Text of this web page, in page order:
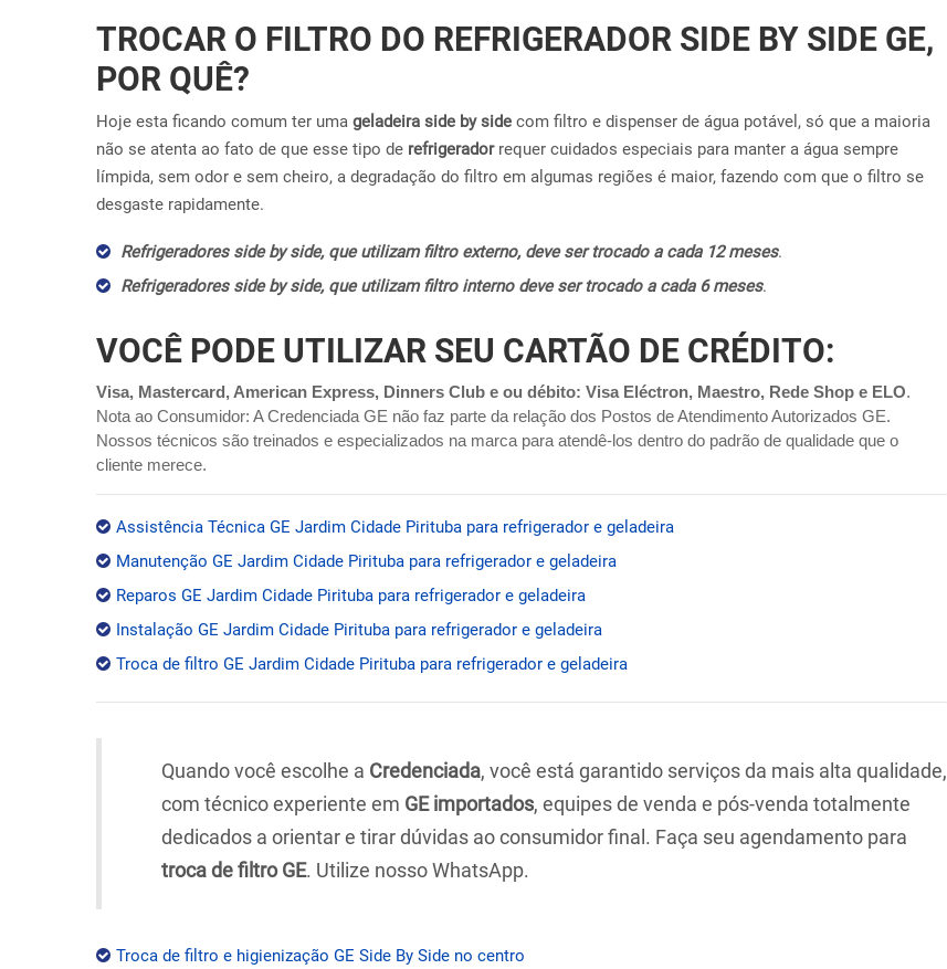
TROCAR O FILTRO DO REFRIGERADOR SIDE BY SIDE GE,
POR QUÊ?
Hoje esta ficando comum ter uma geladeira side by side com filtro e dispenser de água potável, só que a maioria
não se atenta ao fato de que esse tipo de refrigeradorrequer cuidados especiais para manter a água sempre
límpida, sem odor e sem cheiro, a degradação do filtro em algumas regiões é maior, fazendo com que o filtro se
desgaste rapidamente.
Refrigeradores side by side, que utilizam filtro externo, deve ser trocado a cada 12 meses.
Refrigeradores side by side, que utilizam filtro interno deve ser trocado a cada 6 meses.
VOCÊ PODE UTILIZAR SEU CARTÃO DE CRÉDITO:
Visa, Mastercard, American Express, Dinners Club e ou débito: Visa Eléctron, Maestro, Rede Shop e ELO.
Nota ao Consumidor: A Credenciada GE não faz parte da relação dos Postos de Atendimento Autorizados GE.
Nossos técnicos são treinados e especializados na marca para atendê-los dentro do padrão de qualidade que o
cliente merece.
Assistência Técnica GE Jardim Cidade Pirituba para refrigerador e geladeira
Manutenção GE Jardim Cidade Pirituba para refrigerador e geladeira
Reparos GE Jardim Cidade Pirituba para refrigerador e geladeira
Instalação GE Jardim Cidade Pirituba para refrigerador e geladeira
Troca de filtro GE Jardim Cidade Pirituba para refrigerador e geladeira
Quando você escolhe a Credenciada, você está garantido serviços da mais alta qualidade,
com técnico experiente em GE importados, equipes de venda e pós-venda totalmente
dedicados a orientar e tirar dúvidas ao consumidor final. Faça seu agendamento para
troca de filtro GE. Utilize nosso WhatsApp.
Troca de filtro e higienização GE Side By Side no centro